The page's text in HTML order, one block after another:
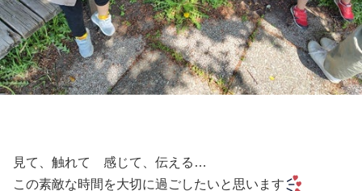
見て、触れて 感じて、伝える…
この素敵な時間を大切に過ごしたいと思います